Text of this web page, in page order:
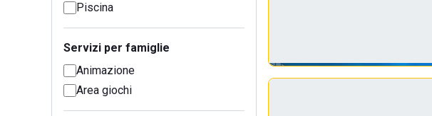
Piscina
Servizi per famiglie
Animazione
Area giochi